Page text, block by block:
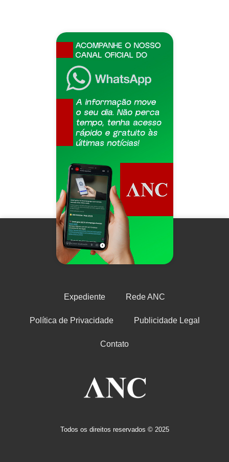
Expediente Rede ANC
Política de Privacidade Publicidade Legal
Contato
Todos os direitos reservados © 2025